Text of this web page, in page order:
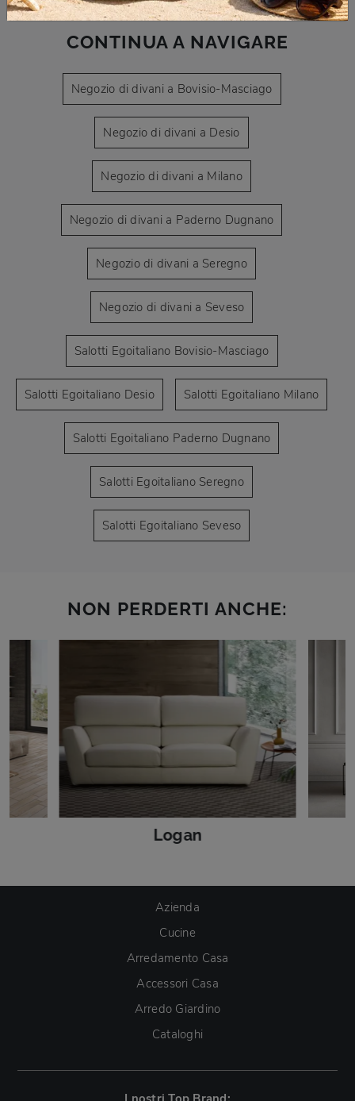
CONTINUA A NAVIGARE
Negozio di divani a Bovisio-Masciago
Negozio di divani a Desio
Negozio di divani a Milano
Negozio di divani a Paderno Dugnano
Negozio di divani a Seregno
Negozio di divani a Seveso
Salotti Egoitaliano Bovisio-Masciago
Salotti Egoitaliano Desio Salotti Egoitaliano Milano
Salotti Egoitaliano Paderno Dugnano
Salotti Egoitaliano Seregno
Salotti Egoitaliano Seveso
NON PERDERTI ANCHE:
Logan
Azienda
Cucine
Arredamento Casa
Accessori Casa
Arredo Giardino
Cataloghi